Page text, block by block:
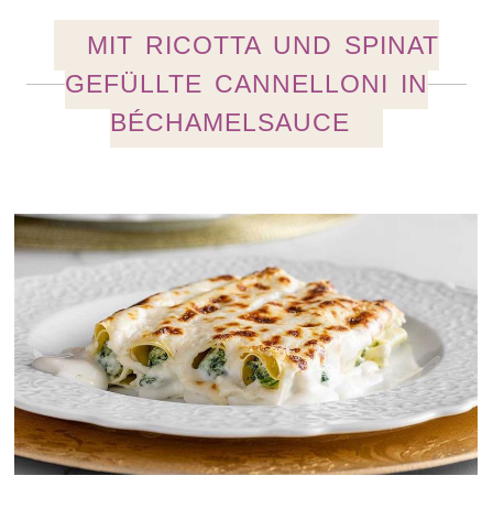
MIT RICOTTA UND SPINAT
GEFÜLLTE CANNELLONI IN
BÉCHAMELSAUCE